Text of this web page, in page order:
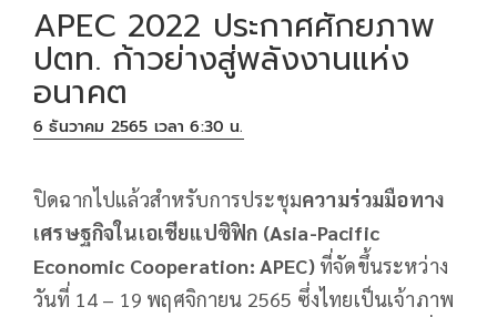
APEC 2022 ประกาศศักยภาพ
ปตท. ก้าวย่างสู่พลังงานแห่ง
อนาคต
6 ธันวาคม 2565 เวลา 6:30 น.
ปิดฉากไปแล้วสำหรับการประชุมความร่วมมือทาง
เศรษฐกิจในเอเชียแปซิฟิก (Asia-Pacific
Economic Cooperation: APEC)ที่จัดขึ้นระหว่าง
วันที่ 14 – 19 พฤศจิกายน 2565 ซึ่งไทยเป็นเจ้าภาพ